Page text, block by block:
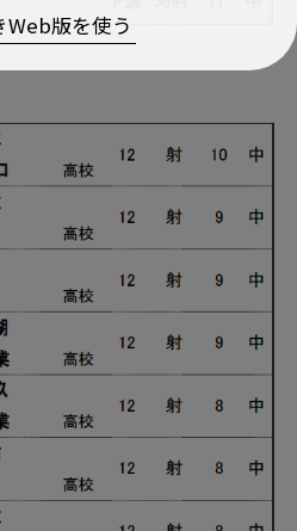
Web版を使う